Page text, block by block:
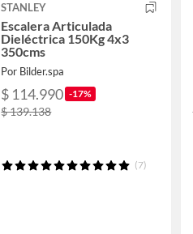
STANLEY
Escalera Articulada
Dieléctrica 150Kg 4x3
350cms
Por Bilder.spa
$ 114.990 -17%
$ 139.138
(7)